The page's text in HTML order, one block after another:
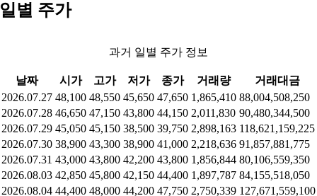
일별 주가
과거 일별 주가 정보
날짜 시가 고가 저가 종가 거래량
거래대금
2026.07.27 48,100 48,550 45,650 47,650 1,865,410 88,004,508,250
2026.07.28 46,650 47,150 43,800 44,150 2,011,830 90,480,344,500
2026.07.29 45,050 45,150 38,500 39,750 2,898,163 118,621,159,225
2026.07.30 38,900 43,300 38,900 41,000 2,218,636 91,857,881,775
2026.07.31 43,000 43,800 42,200 43,800 1,856,844 80,106,559,350
2026.08.03 42,850 45,800 42,150 44,400 1,897,787 84,155,518,050
2026.08.04 44,400 48,000 44,200 47,750 2,750,339 127,671,559,100